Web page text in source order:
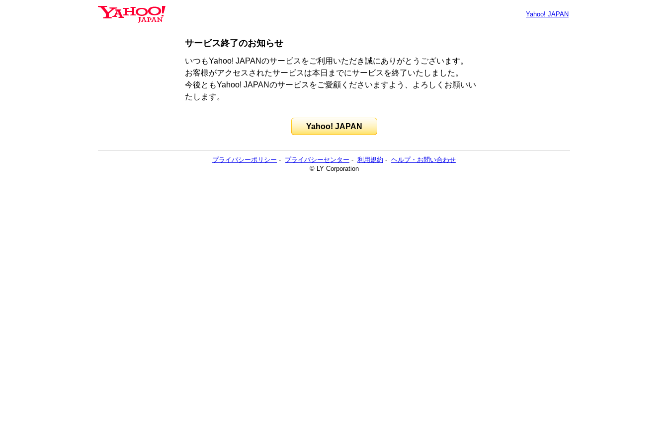
Yahoo! JAPAN
サービス終了のお知らせ
いつもYahoo! JAPANのサービスをご利用いただき誠にありがとうございます。
お客様がアクセスされたサービスは本日までにサービスを終了いたしました。
今後ともYahoo! JAPANのサービスをご愛顧くださいますよう、よろしくお願いい
たします。
Yahoo! JAPAN
プライバシーポリシー - プライバシーセンター - 利用規約 - ヘルプ・お問い合わせ
© LY Corporation